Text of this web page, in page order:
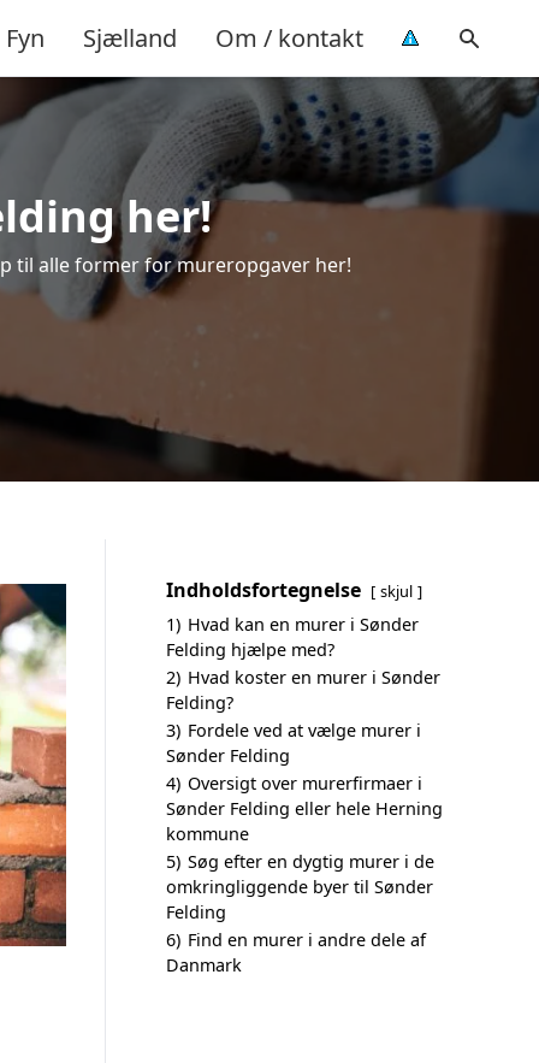
Fyn Sjælland Om / kontakt
her!
til alle former for mureropgaver her!
Indholdsfortegnelse skjul
1) Hvad kan en murer i Sønder
Felding hjælpe med?
2) Hvad koster en murer i Sønder
Felding?
3) Fordele ved at vælge murer i
Sønder Felding
4) Oversigt over murerfirmaer i
Sønder Felding eller hele Herning
kommune
5) Søg efter en dygtig murer i de
omkringliggende byer til Sønder
Felding
6) Find en murer i andre dele af
Danmark